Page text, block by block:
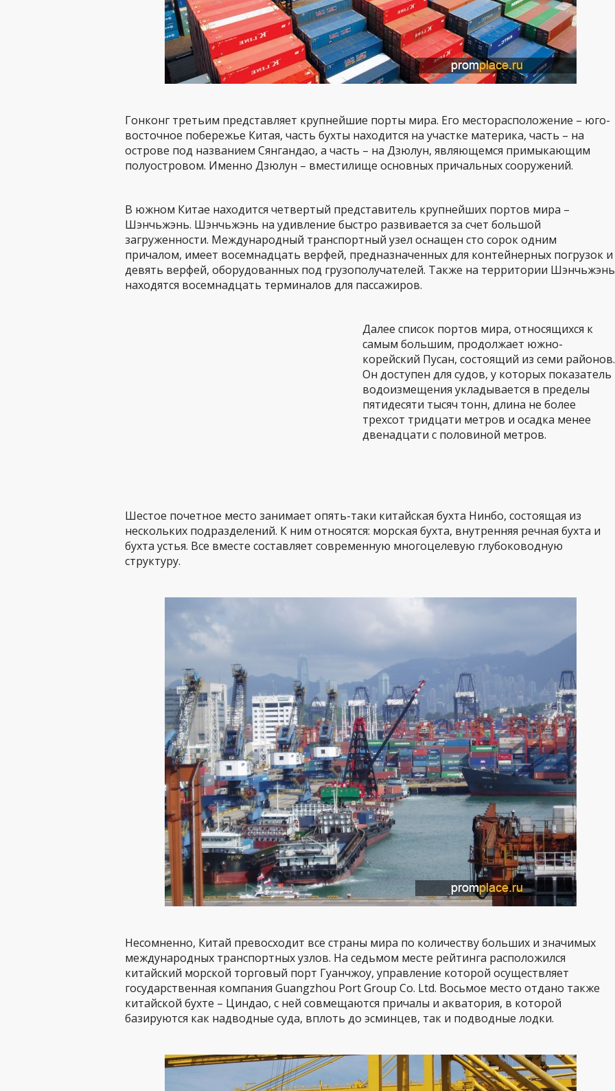
Гонконг третьим представляет крупнейшие порты мира. Его месторасположение – юго-
восточное побережье Китая, часть бухты находится на участке материка, часть – на
острове под названием Сянгандао, а часть – на Дзюлун, являющемся примыкающим
полуостровом. Именно Дзюлун – вместилище основных причальных сооружений.
В южном Китае находится четвертый представитель крупнейших портов мира –
Шэнчьжэнь. Шэнчьжэнь на удивление быстро развивается за счет большой
загруженности. Международный транспортный узел оснащен сто сорок одним
причалом, имеет восемнадцать верфей, предназначенных для контейнерных погрузок и
девять верфей, оборудованных под грузополучателей. Также на территории Шэнчьжэнь
находятся восемнадцать терминалов для пассажиров.
Далее список портов мира, относящихся к
самым большим, продолжает южно-
корейский Пусан, состоящий из семи районов.
Он доступен для судов, у которых показатель
водоизмещения укладывается в пределы
пятидесяти тысяч тонн, длина не более
трехсот тридцати метров и осадка менее
двенадцати с половиной метров.
Шестое почетное место занимает опять-таки китайская бухта Нинбо, состоящая из
нескольких подразделений. К ним относятся: морская бухта, внутренняя речная бухта и
бухта устья. Все вместе составляет современную многоцелевую глубоководную
структуру.
Несомненно, Китай превосходит все страны мира по количеству больших и значимых
международных транспортных узлов. На седьмом месте рейтинга расположился
китайский морской торговый порт Гуанчжоу, управление которой осуществляет
государственная компания Guangzhou Port Group Co. Ltd. Восьмое место отдано также
китайской бухте – Циндао, с ней совмещаются причалы и акватория, в которой
базируются как надводные суда, вплоть до эсминцев, так и подводные лодки.